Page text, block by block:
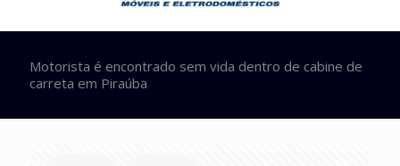
Motorista é encontrado sem vida dentro de cabine de
carreta em Piraúba